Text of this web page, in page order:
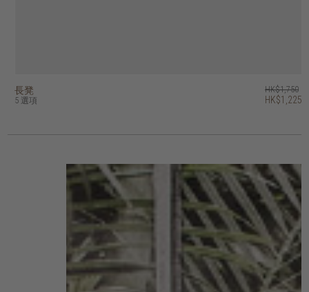
長凳
5 選項
HK$1,750
HK$1,225
circa17 長凳 - 坐墊
2 選項
HK$6,450
float 長凳
5 選項
HK$3,450
HK$2,760
kotak U 長凳
2 選項
HK$7,950
husky 長凳
5 選項
HK$3,450
HK$2,415
artisan 長凳
4 選項
HK$4,450
HK$3,115
outline 長凳
5 選項
HK$5,450
HK$3,815
dino 長凳
5 選項
HK$4,950
HK$3,465
east 長凳 HK$3,450
vintage 長凳
14 選項
HK$3,950